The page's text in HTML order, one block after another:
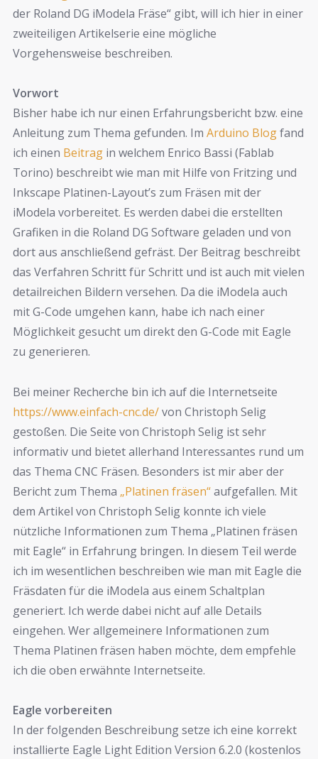
der Roland DG iModela Fräse“ gibt, will ich hier in einer
zweiteiligen Artikelserie eine mögliche
Vorgehensweise beschreiben.
Vorwort
Bisher habe ich nur einen Erfahrungsbericht bzw. eine
Anleitung zum Thema gefunden. Im Arduino Blogfand
ich einen Beitrag in welchem Enrico Bassi (Fablab
Torino) beschreibt wie man mit Hilfe von Fritzing und
Inkscape Platinen-Layout’s zum Fräsen mit der
iModela vorbereitet. Es werden dabei die erstellten
Grafiken in die Roland DG Software geladen und von
dort aus anschließend gefräst. Der Beitrag beschreibt
das Verfahren Schritt für Schritt und ist auch mit vielen
detailreichen Bildern versehen. Da die iModela auch
mit G-Code umgehen kann, habe ich nach einer
Möglichkeit gesucht um direkt den G-Code mit Eagle
zu generieren.
Bei meiner Recherche bin ich auf die Internetseite
https://www.einfach-cnc.de/von Christoph Selig
gestoßen. Die Seite von Christoph Selig ist sehr
informativ und bietet allerhand Interessantes rund um
das Thema CNC Fräsen. Besonders ist mir aber der
Bericht zum Thema „Platinen fräsen“aufgefallen. Mit
dem Artikel von Christoph Selig konnte ich viele
nützliche Informationen zum Thema „Platinen fräsen
mit Eagle“ in Erfahrung bringen. In diesem Teil werde
ich im wesentlichen beschreiben wie man mit Eagle die
Fräsdaten für die iModela aus einem Schaltplan
generiert. Ich werde dabei nicht auf alle Details
eingehen. Wer allgemeinere Informationen zum
Thema Platinen fräsen haben möchte, dem empfehle
ich die oben erwähnte Internetseite.
Eagle vorbereiten
In der folgenden Beschreibung setze ich eine korrekt
installierte Eagle Light Edition Version 6.2.0 (kostenlos